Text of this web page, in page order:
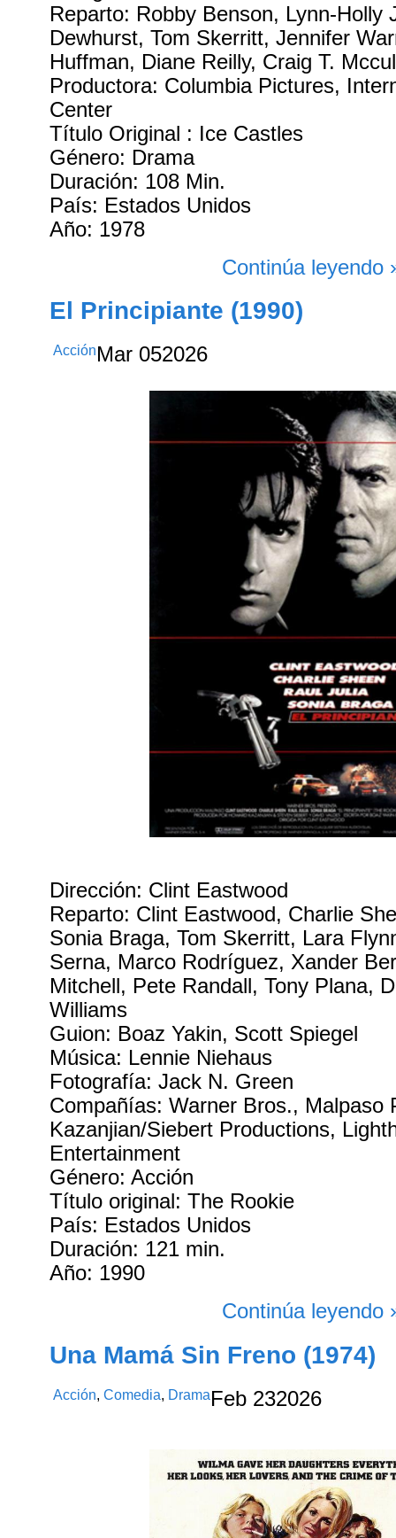
Reparto: Robby Benson, Lynn-Holly
Dewhurst, Tom Skerritt, Jennifer
Huffman, Diane Reilly, Craig T.
Productora: Columbia Pictures,
Center
Título Original : Ice Castles
Género: Drama
Duración: 108 Min.
País: Estados Unidos
Año: 1978
Continúa leyendo
El Principiante (1990)
Acción Mar 052026
Dirección: Clint Eastwood
Reparto: Clint Eastwood, Charlie
Sonia Braga, Tom Skerritt, Lara
Serna, Marco Rodríguez, Xander
Mitchell, Pete Randall, Tony Plana,
Williams
Guion: Boaz Yakin, Scott Spiegel
Música: Lennie Niehaus
Fotografía: Jack N. Green
Compañías: Warner Bros., Malpaso
Kazanjian/Siebert Productions,
Entertainment
Género: Acción
Título original: The Rookie
País: Estados Unidos
Duración: 121 min.
Año: 1990
Continúa leyendo
Una Mamá Sin Freno (1974)
Acción,Comedia, Drama Feb 232026